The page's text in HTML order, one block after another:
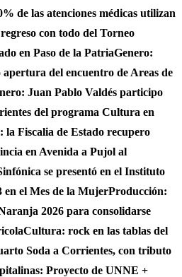
de las atenciones médicas utilizan
con todo del Torneo
en Paso de la PatriaGenero:
del encuentro de Areas de
Juan Pablo Valdés participo
del programa Cultura en
la Fiscalia de Estado recupero
en Avenida a Pujol al
se presentó en el Instituto
en el Mes de la MujerProducción:
2026 para consolidarse
Cultura: rock en las tablas del
Soda a Corrientes, con tributo
Proyecto de UNNE +